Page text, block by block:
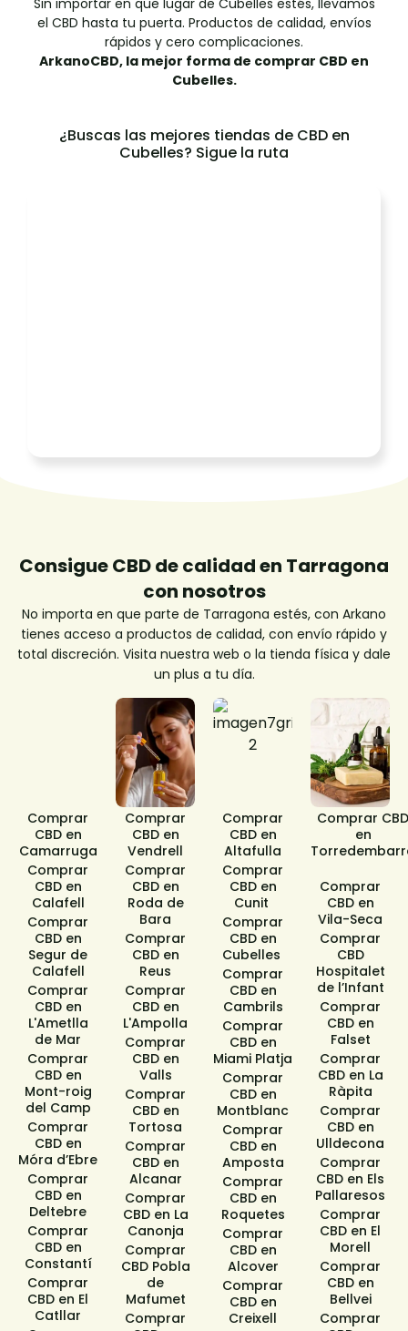
Sin importar en que lugar de Cubelles estés, llevamos
el CBD hasta tu puerta. Productos de calidad, envíos
rápidos y cero complicaciones.
ArkanoCBD, la mejor forma de comprar CBD en
Cubelles.
¿Buscas las mejores tiendas de CBD en
Cubelles? Sigue la ruta
Consigue CBD de calidad en Tarragona
con nosotros
No importa en que parte de Tarragona estés, con Arkano
tienes acceso a productos de calidad, con envío rápido y
total discreción. Visita nuestra web o la tienda física y dale
un plus a tu día.
Comprar
CBD en
Camarruga​
Comprar
CBD en
Calafell
Comprar
CBD en
Segur de
Calafell​
Comprar
CBD en
L'Ametlla
de Mar
Comprar
CBD en
Mont-roig
del Camp
Comprar
CBD en
Móra d’Ebre
Comprar
CBD en
Deltebre
Comprar
CBD en
Constantí
Comprar
CBD en El
Catllar
Comprar
CBD en
Vendrell
Comprar
CBD en
Roda de
Bara​
Comprar
CBD en
Reus
Comprar
CBD en
L'Ampolla
Comprar
CBD en
Valls
Comprar
CBD en
Tortosa
Comprar
CBD en
Alcanar
Comprar
CBD en La
Canonja
Comprar
CBD Pobla
de
Mafumet
Comprar
Comprar
CBD en
Altafulla​
Comprar
CBD en
Cunit ​
Comprar
CBD en
Cubelles ​
Comprar
CBD en
Cambrils
Comprar
CBD en
Miami Platja
Comprar
CBD en
Montblanc
Comprar
CBD en
Amposta
Comprar
CBD en
Roquetes
Comprar
CBD en
Alcover
Comprar
CBD en
Creixell
Comprar CBD
en
Comprar
CBD en
Vila-Seca
Comprar
CBD
Hospitalet
de l’Infant
Comprar
CBD en
Falset
Comprar
CBD en La
Ràpita
Comprar
CBD en
Ulldecona
Comprar
CBD en Els
Pallaresos
Comprar
CBD en El
Morell
Comprar
CBD en
Bellvei
Comprar